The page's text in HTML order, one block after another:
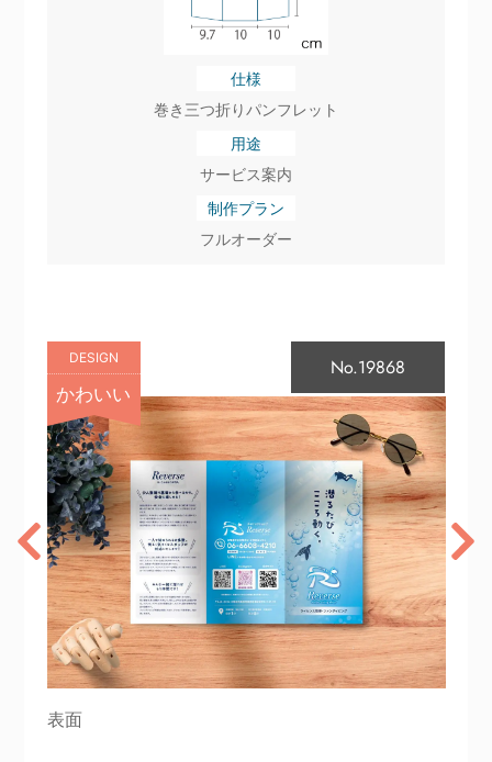
仕様
巻き三つ折りパンフレット
用途
サービス案内
制作プラン
フルオーダー
DESIGN
かわいい
No.19868
表面